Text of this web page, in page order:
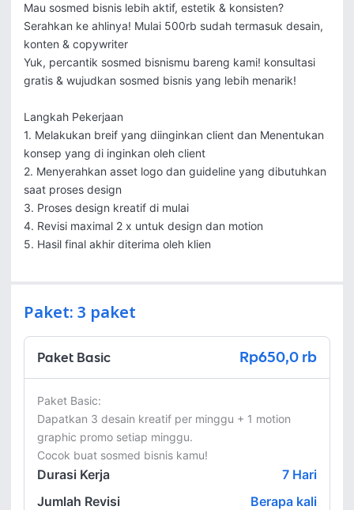
Mau sosmed bisnis lebih aktif, estetik & konsisten?
Serahkan ke ahlinya! Mulai 500rb sudah termasuk desain,
konten & copywriter
Yuk, percantik sosmed bisnismu bareng kami! konsultasi
gratis & wujudkan sosmed bisnis yang lebih menarik!
Langkah Pekerjaan
1. Melakukan breif yang diinginkan client dan Menentukan
konsep yang di inginkan oleh client
2. Menyerahkan asset logo dan guideline yang dibutuhkan
saat proses design
3. Proses design kreatif di mulai
4. Revisi maximal 2 x untuk design dan motion
5. Hasil final akhir diterima oleh klien
Paket: 3 paket
Paket Basic Rp650,0 rb
Paket Basic:
Dapatkan 3 desain kreatif per minggu + 1 motion
graphic promo setiap minggu.
Cocok buat sosmed bisnis kamu!
Durasi Kerja 7 Hari
Jumlah Revisi
Berapa kali